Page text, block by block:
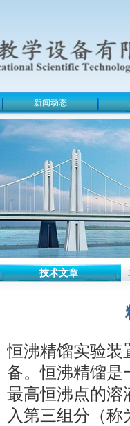
新闻动态
技术文章
恒沸精馏实验装
备。恒沸精馏是
最高恒沸点的溶
入第三组分（